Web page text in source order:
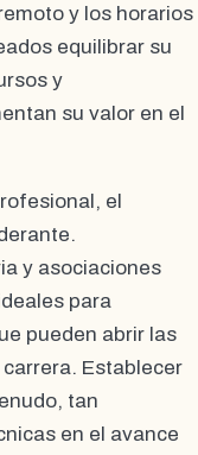
y los horarios
equilibrar su
y
su valor en el
el
y asociaciones
para
pueden abrir las
Establecer
tan
en el avance